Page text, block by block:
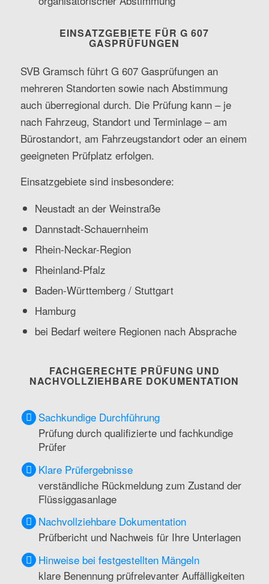
EINSATZGEBIETE FÜR G 607
GASPRÜFUNGEN
SVB Gramsch führt G 607 Gasprüfungen an
mehreren Standorten sowie nach Abstimmung
auch überregional durch. Die Prüfung kann – je
nach Fahrzeug, Standort und Terminlage – am
Bürostandort, am Fahrzeugstandort oder an einem
geeigneten Prüfplatz erfolgen.
Einsatzgebiete sind insbesondere:
Neustadt an der Weinstraße
Dannstadt-Schauernheim
Rhein-Neckar-Region
Rheinland-Pfalz
Baden-Württemberg / Stuttgart
Hamburg
bei Bedarf weitere Regionen nach Absprache
FACHGERECHTE PRÜFUNG UND
NACHVOLLZIEHBARE DOKUMENTATION
Sachkundige Durchführung
Prüfung durch qualifizierte und fachkundige
Prüfer
Klare Prüfergebnisse
verständliche Rückmeldung zum Zustand der
Flüssiggasanlage
Nachvollziehbare Dokumentation
Prüfbericht und Nachweis für Ihre Unterlagen
Hinweise bei festgestellten Mängeln
klare Benennung prüfrelevanter Auffälligkeiten